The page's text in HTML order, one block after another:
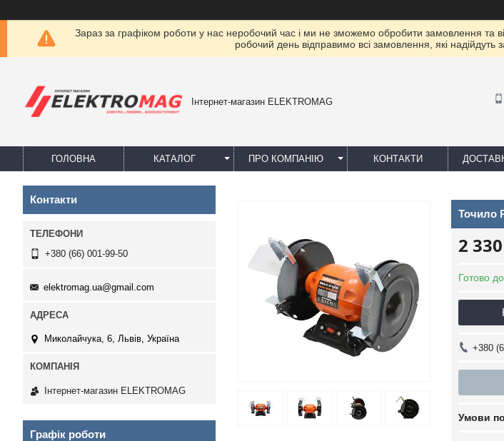
Зараз за графіком роботи у нас неробочий час і ми не зможемо обробити замовлення та
робочий день відправимо всі замовлення, які
Інтернет-магазин ELEKTROMAG
ГОЛОВНА КАТАЛОГ ПРО КОМПАНІЮ КОНТАКТИ
Точило
2
Готово
+380
Контакти
+380 (66) 001-99-50
elektromag.ua@gmail.com
Миколайчука, 6, Львів, Україна
Інтернет-магазин ELEKTROMAG
Графік роботи